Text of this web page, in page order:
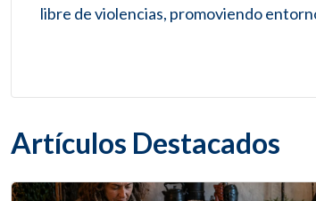
libre de violencias, promoviendo
Artículos Destacados